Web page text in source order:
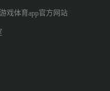
戏体育app官方网站